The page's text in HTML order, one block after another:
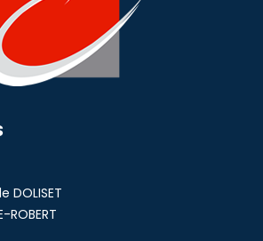
DOLISET
ROBERT